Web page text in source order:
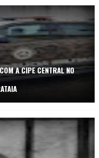
A CIPE CENTRAL NO